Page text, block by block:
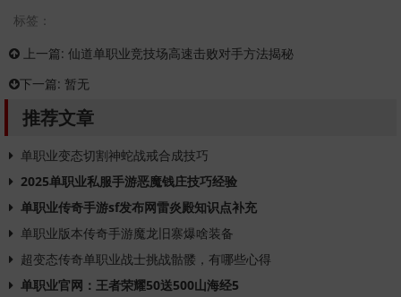
标签：
上一篇: 仙道单职业竞技场高速击败对手方法揭秘
下一篇: 暂无
推荐文章
单职业变态切割神蛇战戒合成技巧
2025单职业私服手游恶魔钱庄技巧经验
单职业传奇手游sf发布网雷炎殿知识点补充
单职业版本传奇手游魔龙旧寨爆啥装备
超变态传奇单职业战士挑战骷髅，有哪些心得
单职业官网：王者荣耀50送500山海经5